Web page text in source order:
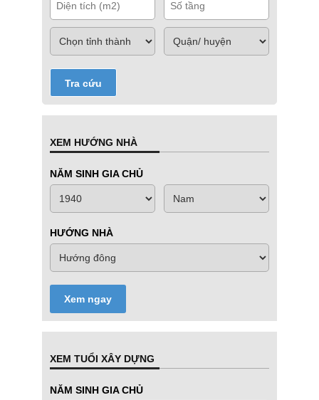
Tra cứu
XEM HƯỚNG NHÀ
NĂM SINH GIA CHỦ
HƯỚNG NHÀ
Xem ngay
XEM TUỔI XÂY DỰNG
NĂM SINH GIA CHỦ